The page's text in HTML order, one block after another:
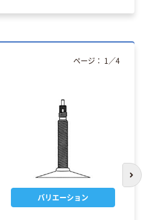
バリエーション
ページ： 1 ／4
次